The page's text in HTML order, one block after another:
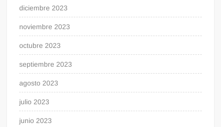
diciembre 2023
noviembre 2023
octubre 2023
septiembre 2023
agosto 2023
julio 2023
junio 2023